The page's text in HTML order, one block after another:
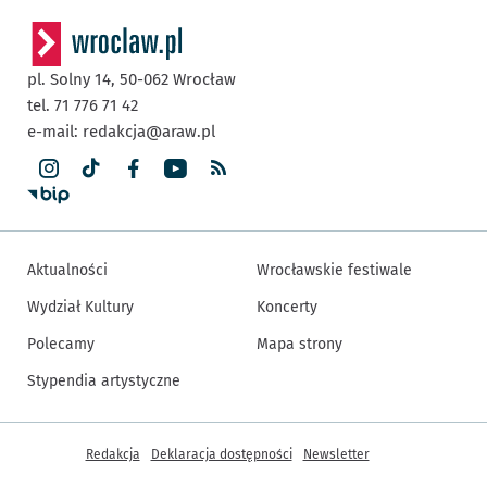
pl. Solny 14, 50-062 Wrocław
tel. 71 776 71 42
e-mail: redakcja@araw.pl
Aktualności
Wydział Kultury
Polecamy
Stypendia artystyczne
Wrocławskie festiwale
Koncerty
Mapa strony
Inne informacje
Redakcja Deklaracja dostępności Newsletter